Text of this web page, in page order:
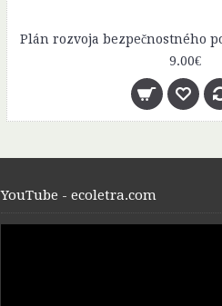
9.00€
YouTube - ecoletra.com